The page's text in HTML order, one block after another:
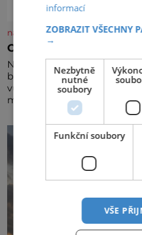
nasehvezdy.cz
Osamělá herečka
Nedávno se povídalo, že má
blízkého přítele, který je jí
vůbec pravda? V
mluví
informací
ZOBRAZIT VŠECHNY
→
Nezbytně
nutné
soubory
Funkční soubory
VŠE